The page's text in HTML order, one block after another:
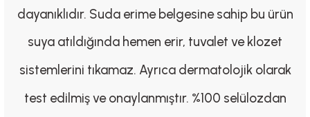
dayanıklıdır. Suda erime belgesine sahip bu ürün
suya atıldığında hemen erir, tuvalet ve klozet
sistemlerini tıkamaz. Ayrıca dermatolojik olarak
test edilmiş ve onaylanmıştır. %100 selülozdan